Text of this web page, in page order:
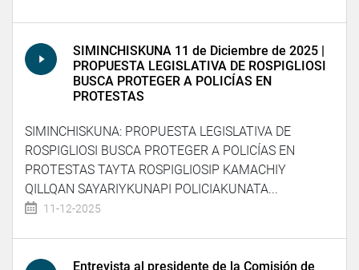
SIMINCHISKUNA 11 de Diciembre de 2025 |
PROPUESTA LEGISLATIVA DE ROSPIGLIOSI
BUSCA PROTEGER A POLICÍAS EN
PROTESTAS
SIMINCHISKUNA: PROPUESTA LEGISLATIVA DE
ROSPIGLIOSI BUSCA PROTEGER A POLICÍAS EN
PROTESTAS TAYTA ROSPIGLIOSIP KAMACHIY
QILLQAN SAYARIYKUNAPI POLICIAKUNATA...
11-12-2025
Entrevista al presidente de la Comisión de